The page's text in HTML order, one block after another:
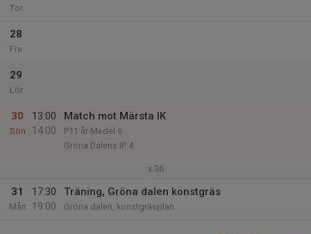
Tor
28
Fre
29
Lör
30
Sön
13:00
14:00
Match mot Märsta IK
P11 år Medel 6
Gröna Dalens IP 4
v.36
31
Mån
17:30
19:00
Träning, Gröna dalen konstgräs
Gröna dalen, konstgräsplan